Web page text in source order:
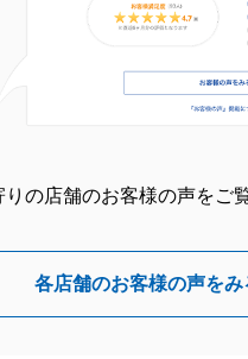
りの店舗のお客様の声をご
各店舗のお客様の声をみ